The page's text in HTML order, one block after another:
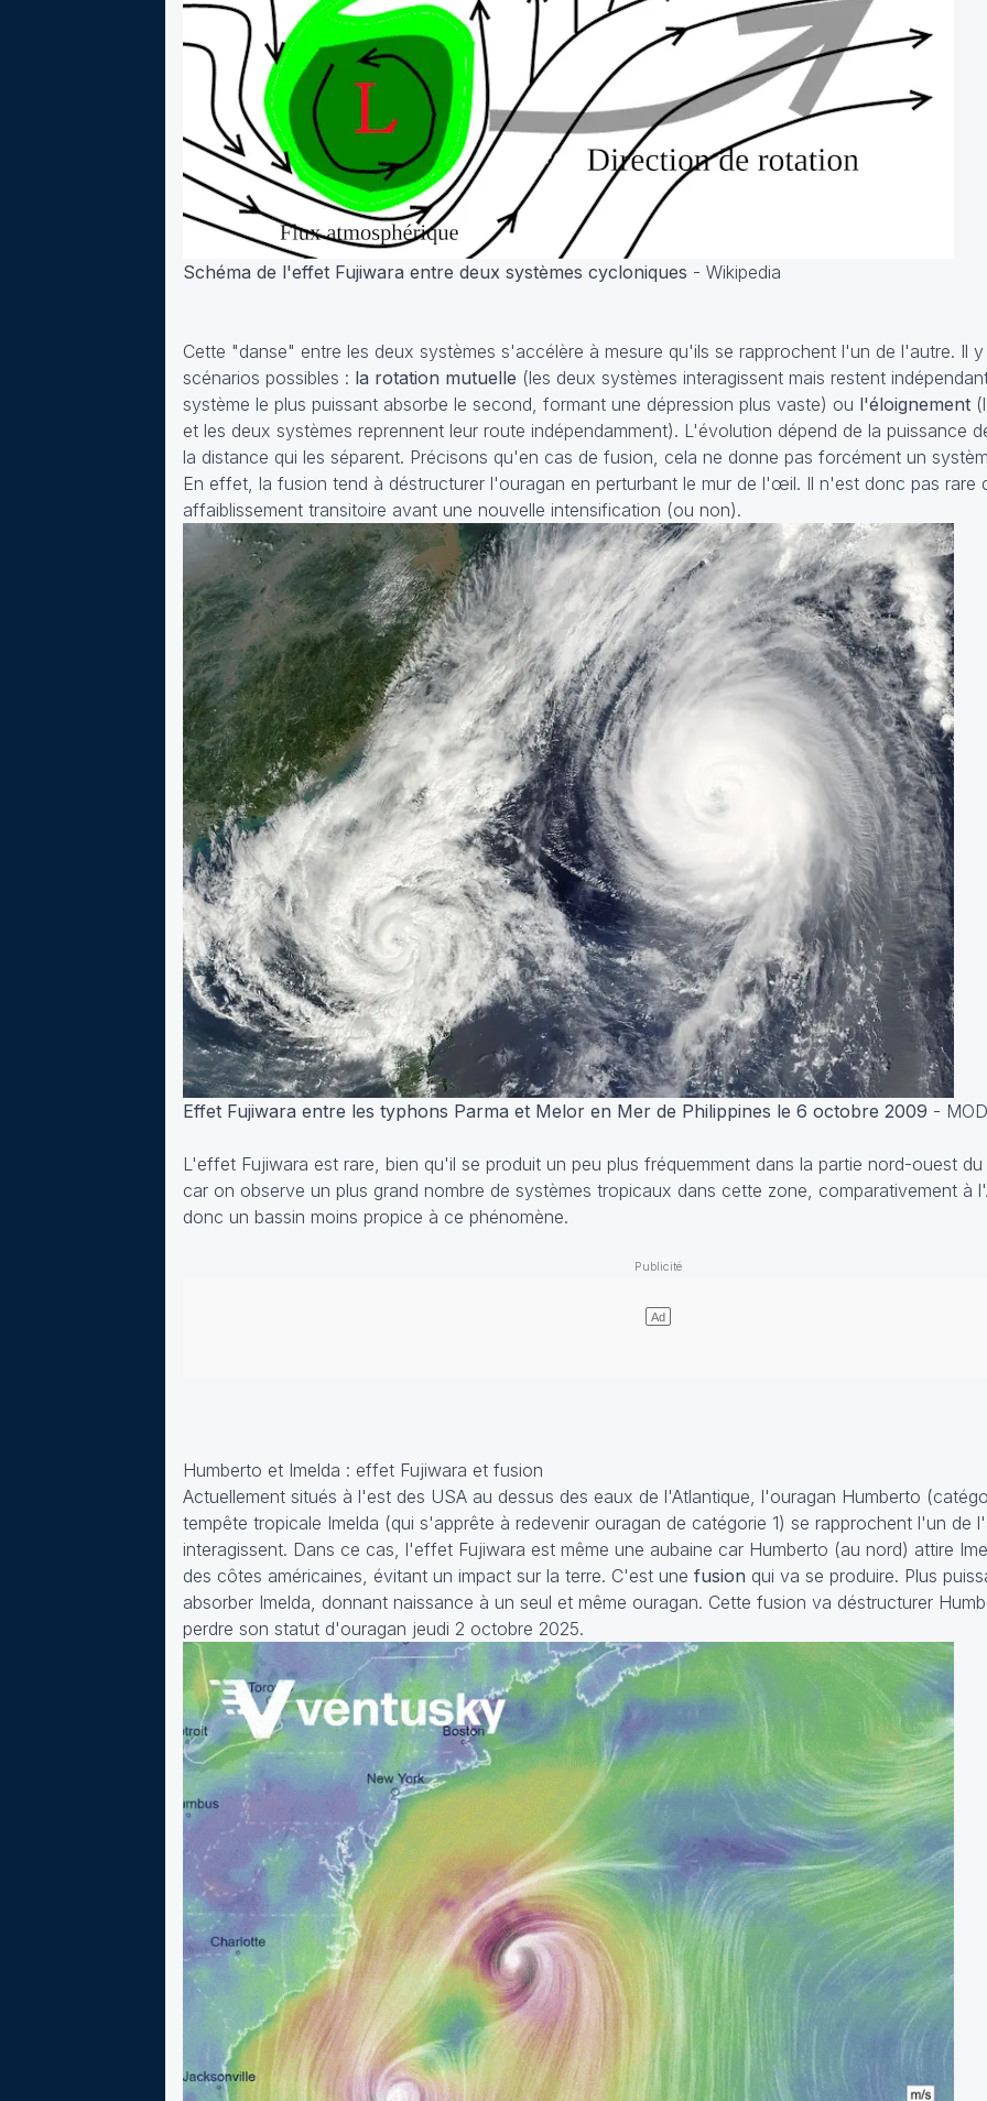
Schéma de l'effet Fujiwara entre deux systèmes cycloniques - Wikipedia
Cette "danse" entre les deux systèmes s'accélère à mesure qu'ils se rapprochent l'un de l'autre. Il
scénarios possibles : la rotation mutuelle (les deux systèmes interagissent mais restent
système le plus puissant absorbe le second, formant une dépression plus vaste) ou l'éloignement
et les deux systèmes reprennent leur route indépendamment). L'évolution dépend de la puissance
la distance qui les séparent. Précisons qu'en cas de fusion, cela ne donne pas forcément un
En effet, la fusion tend à déstructurer l'ouragan en perturbant le mur de l'œil. Il n'est donc pas rare
affaiblissement transitoire avant une nouvelle intensification (ou non).
Effet Fujiwara entre les typhons Parma et Melor en Mer de Philippines le 6 octobre 2009 -
L'effet Fujiwara est rare, bien qu'il se produit un peu plus fréquemment dans la partie nord-ouest
car on observe un plus grand nombre de systèmes tropicaux dans cette zone, comparativement à
donc un bassin moins propice à ce phénomène.
Humberto et Imelda : effet Fujiwara et fusion
Actuellement situés à l'est des USA au dessus des eaux de l'Atlantique, l'ouragan Humberto
tempête tropicale Imelda (qui s'apprête à redevenir ouragan de catégorie 1) se rapprochent l'un de
interagissent. Dans ce cas, l'effet Fujiwara est même une aubaine car Humberto (au nord) attire
des côtes américaines, évitant un impact sur la terre. C'est une fusion qui va se produire. Plus
absorber Imelda, donnant naissance à un seul et même ouragan. Cette fusion va déstructurer
perdre son statut d'ouragan jeudi 2 octobre 2025.